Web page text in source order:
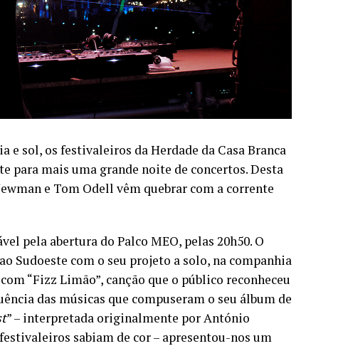
e sol, os festivaleiros da Herdade da Casa Branca
para mais uma grande noite de concertos. Desta
e Tom Odell vêm quebrar com a corrente
pela abertura do Palco MEO, pelas 20h50. O
Sudoeste com o seu projeto a solo, na companhia
“Fizz Limão”, canção que o público reconheceu
das músicas que compuseram o seu álbum de
” – interpretada originalmente por António
sabiam de cor – apresentou-nos um